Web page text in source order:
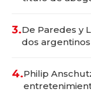
3.De Paredes y
dos
4.Philip